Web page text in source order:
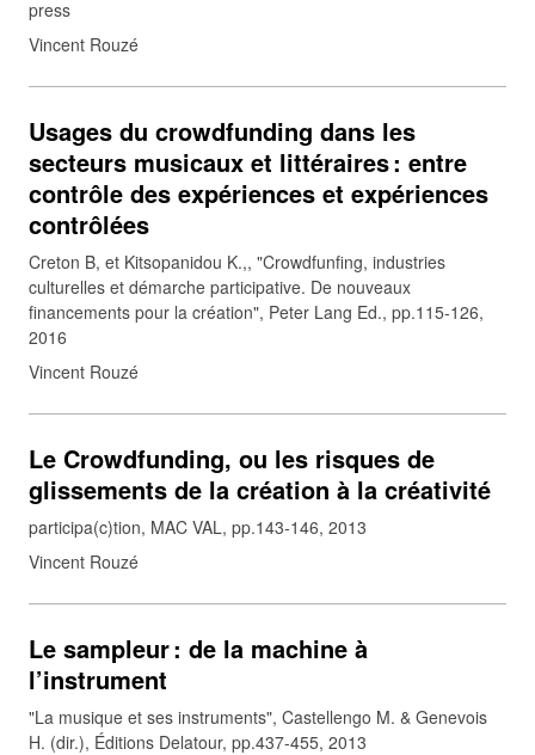
press
Vincent Rouzé
Usages du crowdfunding dans les
secteurs musicaux et littéraires : entre
contrôle des expériences et expériences
contrôlées
Creton B, et Kitsopanidou K.,, "Crowdfunfing, industries
culturelles et démarche participative. De nouveaux
financements pour la création", Peter Lang Ed., pp.115-126,
2016
Vincent Rouzé
Le Crowdfunding, ou les risques de
glissements de la création à la créativité
participa(c)tion, MAC VAL, pp.143-146, 2013
Vincent Rouzé
Le sampleur : de la machine à
l’instrument
"La musique et ses instruments", Castellengo M. & Genevois
H. (dir.), Éditions Delatour, pp.437-455, 2013